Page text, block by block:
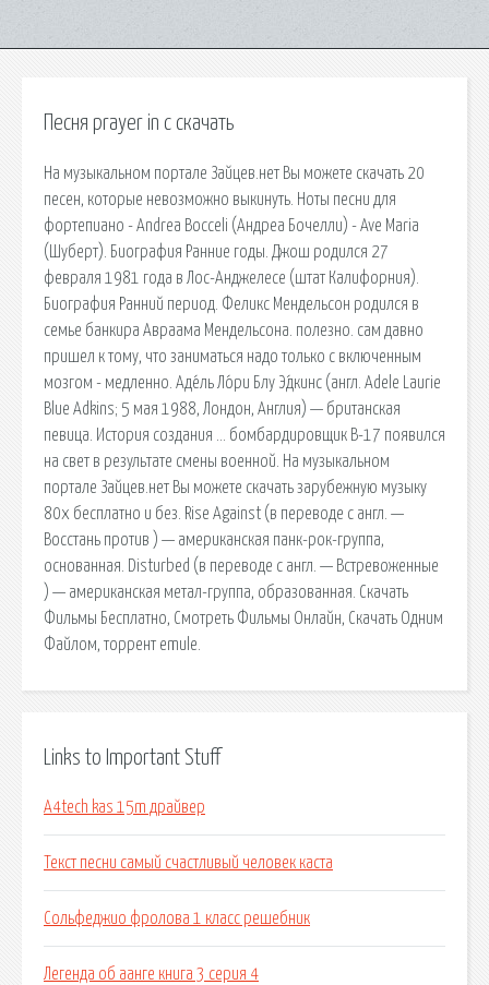
Песня prayer in c скачать
На музыкальном портале Зайцев.нет Вы можете скачать 20
песен, которые невозможно выкинуть. Ноты песни для
фортепиано - Andrea Bocceli (Андреа Бочелли) - Ave Maria
(Шуберт). Биография Ранние годы. Джош родился 27
февраля 1981 года в Лос-Анджелесе (штат Калифорния).
Биография Ранний период. Феликс Мендельсон родился в
семье банкира Авраама Мендельсона. полезно. сам давно
пришел к тому, что заниматься надо только с включенным
мозгом - медленно. Аде́ль Ло́ри Блу Э́дкинс (англ. Adele Laurie
Blue Adkins; 5 мая 1988, Лондон, Англия) — британская
певица. История создания … бомбардировщик В-17 появился
на свет в результате смены военной. На музыкальном
портале Зайцев.нет Вы можете скачать зарубежную музыку
80х бесплатно и без. Rise Against (в переводе с англ. —
Восстань против ) — американская панк-рок-группа,
основанная. Disturbed (в переводе с англ. — Встревоженные
) — американская метал-группа, образованная. Скачать
Фильмы Бесплатно, Смотреть Фильмы Онлайн, Скачать Одним
Файлом, торрент emule.
Links to Important Stuff
A4tech kas 15m драйвер
Текст песни самый счастливый человек каста
Сольфеджио фролова 1 класс решебник
Легенда об аанге книга 3 серия 4